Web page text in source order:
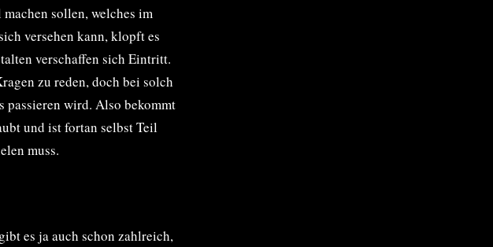
sollen, welches im
versehen kann, klopft es
verschaffen sich Eintritt.
zu reden, doch bei solch
passieren wird. Also bekommt
und ist fortan selbst Teil
muss.
es ja auch schon zahlreich,